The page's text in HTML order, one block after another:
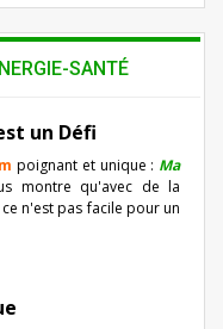
SANTÉ
un Défi
poignant et unique : Ma
montre qu'avec de la
n'est pas facile pour un